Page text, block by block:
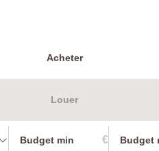
Acheter
Louer
€